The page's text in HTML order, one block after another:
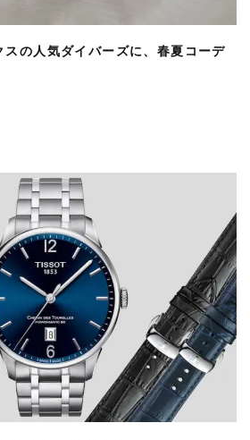
の人気ダイバーズに、春夏コーデ